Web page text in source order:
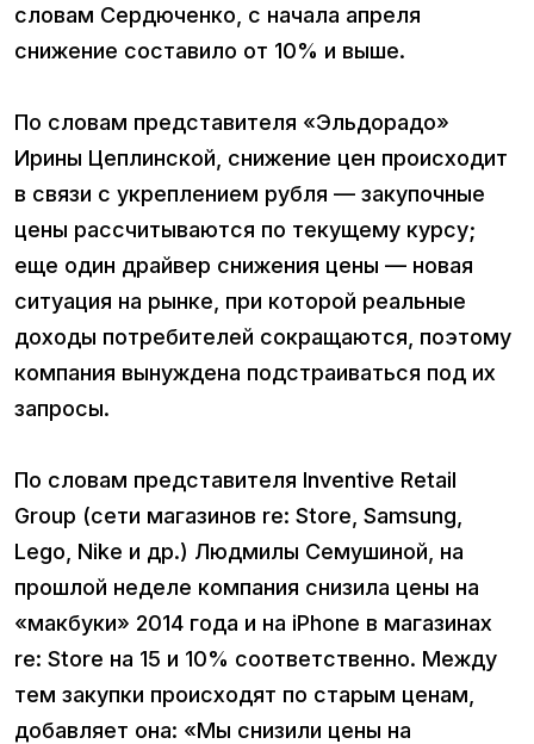
словам Сердюченко, с начала апреля
снижение составило от 10% и выше.
По словам представителя «Эльдорадо»
Ирины Цеплинской, снижение цен происходит
в связи с укреплением рубля — закупочные
цены рассчитываются по текущему курсу;
еще один драйвер снижения цены — новая
ситуация на рынке, при которой реальные
доходы потребителей сокращаются, поэтому
компания вынуждена подстраиваться под их
запросы.
По словам представителя Inventive Retail
Group (сети магазинов re: Store, Samsung,
Lego, Nike и др.) Людмилы Семушиной, на
прошлой неделе компания снизила цены на
«макбуки» 2014 года и на iPhone в магазинах
re: Store на 15 и 10% соответственно. Между
тем закупки происходят по старым ценам,
добавляет она: «Мы снизили цены на